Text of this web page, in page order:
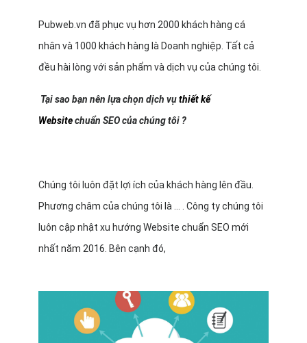
Pubweb.vn đã phục vụ hơn 2000 khách hàng cá
nhân và 1000 khách hàng là Doanh nghiệp. Tất cả
đều hài lòng với sản phẩm và dịch vụ của chúng tôi.
Tại sao bạn nên lựa chọn dịch vụthiết kế
Websitechuẩn SEO của chúng tôi ?
Chúng tôi luôn đặt lợi ích của khách hàng lên đầu.
Phương châm của chúng tôi là … . Công ty chúng tôi
luôn cập nhật xu hướng Website chuẩn SEO mới
nhất năm 2016. Bên cạnh đó,